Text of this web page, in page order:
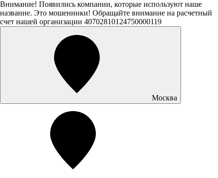
Внимание! Появились компании, которые используют наше
название. Это мошенники! Обращайте внимание на расчетный
счет нашей организации 40702810124750000119
Москва